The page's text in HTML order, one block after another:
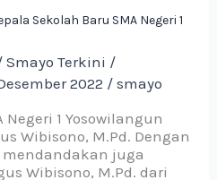
Sekolah Baru SMA Negeri 1
Smayo Terkini /
2022 /smayo
1 Yosowilangun
Wibisono, M.Pd. Dengan
juga
Wibisono, M.Pd. dari